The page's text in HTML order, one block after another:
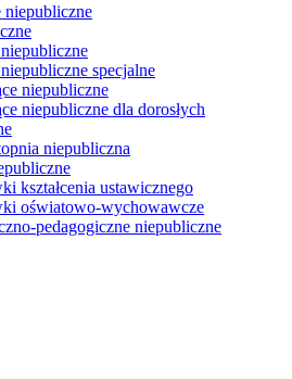
niepubliczne
specjalne
niepubliczne
niepubliczne dla dorosłych
niepubliczna
kształcenia ustawicznego
oświatowo-wychowawcze
pedagogiczne niepubliczne